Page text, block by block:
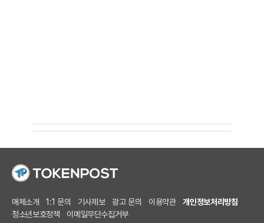
매체소개 1:1 문의 기사제보 광고 문의 이용약관
개인정보처리방침
청소년보호정책
이메일무단수집거부